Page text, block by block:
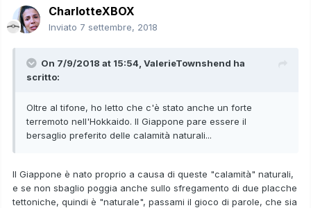
CharlotteXBOX
Inviato 7 settembre, 2018
On 7/9/2018 at 15:54, ValerieTownshend ha
scritto:
Oltre al tifone, ho letto che c'è stato anche un forte
terremoto nell'Hokkaido. Il Giappone pare essere il
bersaglio preferito delle calamità naturali...
Il Giappone è nato proprio a causa di queste "calamità" naturali,
e se non sbaglio poggia anche sullo sfregamento di due placche
tettoniche, quindi è "naturale", passami il gioco di parole, che sia